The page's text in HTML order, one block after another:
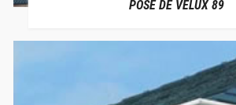
POSE DE VELUX 89